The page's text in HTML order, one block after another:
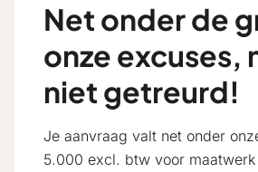
Net onder de
onze excuses,
niet getreurd!
Je aanvraag valt net onder
5.000 excl. btw voor maatwerk